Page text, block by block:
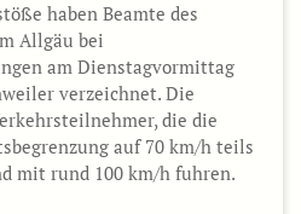
haben Beamte des
Allgäu bei
am Dienstagvormittag
verzeichnet. Die
die die
auf 70 km/h teils
mit rund 100 km/h fuhren.